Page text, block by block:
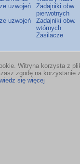
uzwojeń
uzwojeń
Zadajniki obw.
pierwotnych
Zadajniki obw.
wtórnych
Zasilacze
Witryna korzysta z
zgodę na korzystanie
się więcej